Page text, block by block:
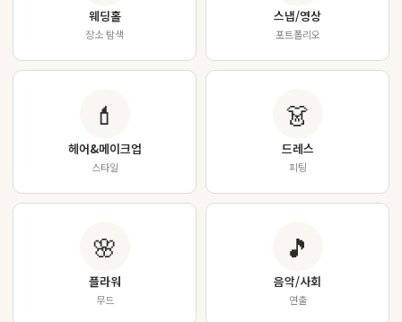
웨딩홀
장소 탐색
스냅/영상
포트폴리오
💄
헤어&메이크업
스타일
👗
드레스
피팅
🌸
플라워
무드
🎵
음악/사회
연출